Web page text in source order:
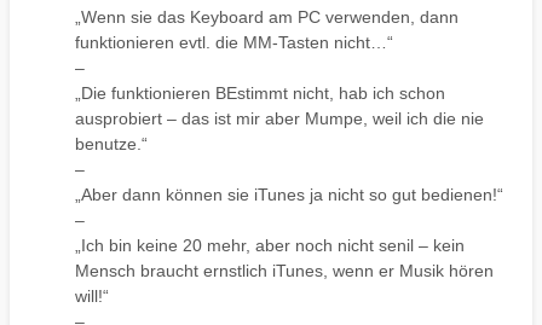
„Wenn sie das Keyboard am PC verwenden, dann
funktionieren evtl. die MM-Tasten nicht…“
–
„Die funktionieren BEstimmt nicht, hab ich schon
ausprobiert – das ist mir aber Mumpe, weil ich die nie
benutze.“
–
„Aber dann können sie iTunes ja nicht so gut bedienen!“
–
„Ich bin keine 20 mehr, aber noch nicht senil – kein
Mensch braucht ernstlich iTunes, wenn er Musik hören
will!“
–